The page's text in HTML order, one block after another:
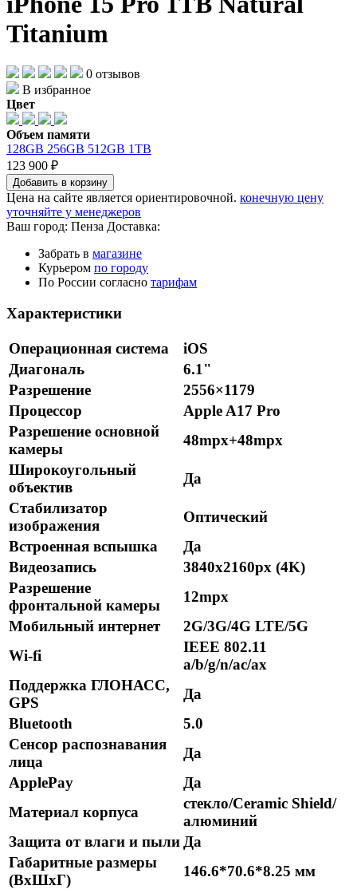
Titanium
0 отзывов
В избранное
Цвет
Объем памяти
128GB 256GB 512GB 1TB
123 900 ₽
Добавить в корзину
Цена на сайте является ориентировочной. конечную цену
уточняйте у менеджеров
Ваш город: Пенза Доставка:
Забрать в магазине
Курьером по городу
По России согласно тарифам
Характеристики
Операционная система
iOS
Диагональ
6.1"
Разрешение
2556×1179
Процессор
Apple A17 Pro
Разрешение основной
камеры
48mpx+48mpx
Широкоугольный
объектив
Да
Стабилизатор
изображения
Оптический
Встроенная вспышка
Да
Видеозапись
3840x2160px (4K)
Разрешение
фронтальной камеры
12mpx
Мобильный интернет
2G/3G/4G LTE/5G
Wi-fi
IEEE 802.11
a/b/g/n/ac/ax
Поддержка ГЛОНАСС,
GPS
Да
Bluetooth
5.0
Сенсор распознавания
лица
Да
ApplePay
Да
Материал корпуса
стекло/Ceramic Shield/
алюминий
Защита от влаги и пыли Да
Габаритные размеры
(ВхШхГ)
146.6*70.6*8.25 мм